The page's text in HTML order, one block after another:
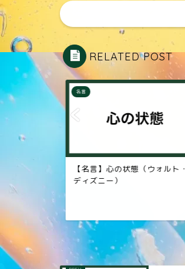
RELATED POST
力（フラ
名言
【名言】心の状態（ウォルト・
ディズニー）